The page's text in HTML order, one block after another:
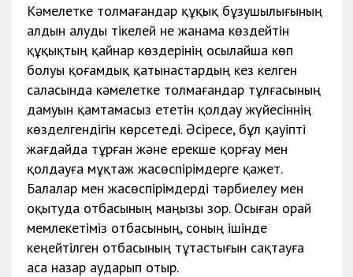
Кәмелетке толмағандар құқық бұзушылығының
алдын алуды тікелей не жанама көздейтін
құқықтың қайнар көздерінің осылайша көп
болуы қоғамдық қатынастардың кез келген
саласында кәмелетке толмағандар тұлғасының
дамуын қамтамасыз ететін қолдау жүйесіннің
көзделгендігін көрсетеді. Әсіресе, бұл қауіпті
жағдайда тұрған және ерекше қорғау мен
қолдауға мұқтаж жасөспірімдерге қажет.
Балалар мен жасөспірімдерді тәрбиелеу мен
оқытуда отбасының маңызы зор. Осыған орай
мемлекетіміз отбасының, соның ішінде
кеңейтілген отбасының тұтастығын сақтауға
аса назар аударып отыр.